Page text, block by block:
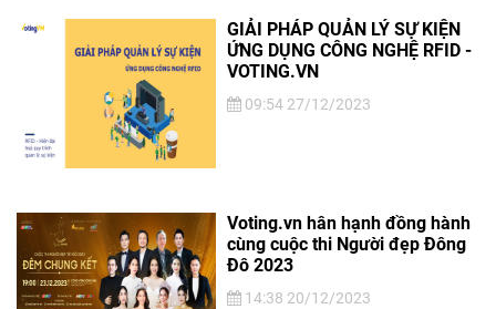
GIẢI PHÁP QUẢN LÝ SỰ KIỆN
ỨNG DỤNG CÔNG NGHỆ RFID -
VOTING.VN
09:54 27/12/2023
Voting.vn hân hạnh đồng hành
cùng cuộc thi Người đẹp Đông
Đô 2023
14:38 20/12/2023